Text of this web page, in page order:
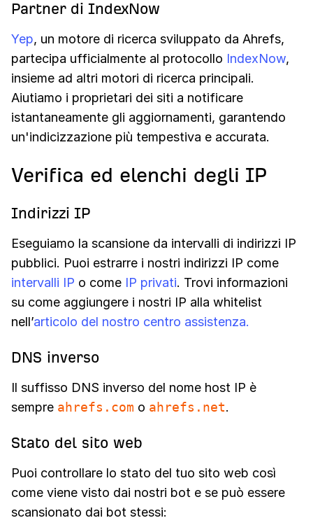
Partner di IndexNow
Yep, un motore di ricerca sviluppato da Ahrefs,
partecipa ufficialmente al protocollo IndexNow,
insieme ad altri motori di ricerca principali.
Aiutiamo i proprietari dei siti a notificare
istantaneamente gli aggiornamenti, garantendo
un'indicizzazione più tempestiva e accurata.
Verifica ed elenchi degli IP
Indirizzi IP
Eseguiamo la scansione da intervalli di indirizzi IP
pubblici. Puoi estrarre i nostri indirizzi IP come
intervalli IP o come IP privati. Trovi informazioni
su come aggiungere i nostri IP alla whitelist
nell’articolo del nostro centro assistenza.
DNS inverso
Il suffisso DNS inverso del nome host IP è
sempre ahrefs.com o ahrefs.net.
Stato del sito web
Puoi controllare lo stato del tuo sito web così
come viene visto dai nostri bot e se può essere
scansionato dai bot stessi: